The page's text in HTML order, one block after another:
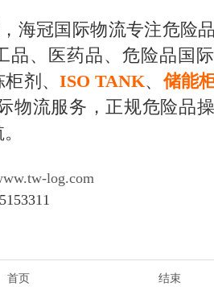
海冠国际物流专注危险
品、医药品、危险品国
柜剂、ISO TANK、 储能
物流服务，正规危险品
log.com
首页 结束